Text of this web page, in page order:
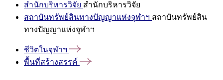
สำนักบริหารวิจัย สำนักบริหารวิจัย
สถาบันทรัพย์สินทางปัญญาแห่งจุฬาฯ สถาบันทรัพย์สิน
ทางปัญญาแห่งจุฬาฯ
ชีวิตในจุฬาฯ
พื้นที่สร้างสรรค์